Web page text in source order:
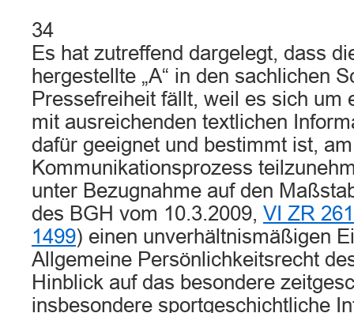
34
Es hat zutreffend dargelegt, dass
hergestellte „A“ in den sachlichen
Pressefreiheit fällt, weil es sich um
mit ausreichenden textlichen
dafür geeignet und bestimmt ist,
Kommunikationsprozess
unter Bezugnahme auf den
des BGH vom 10.3.2009, VI ZR
1499) einen unverhältnismäßigen
Allgemeine Persönlichkeitsrecht
Hinblick auf das besondere
insbesondere sportgeschichtliche